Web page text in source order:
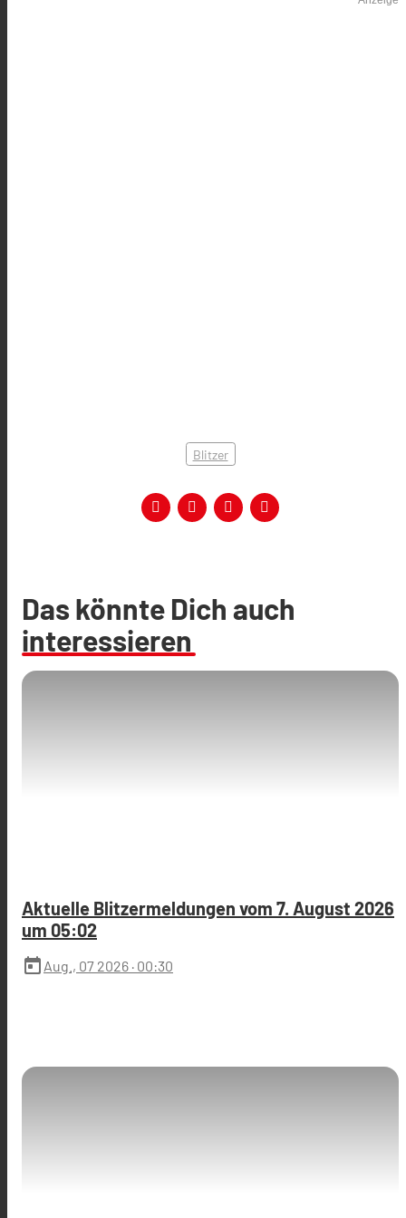
Blitzer
Das könnte Dich auch
interessieren
Aktuelle Blitzermeldungen vom 7. August 2026
um 05:02
today Aug., 07 2026 · 00:30